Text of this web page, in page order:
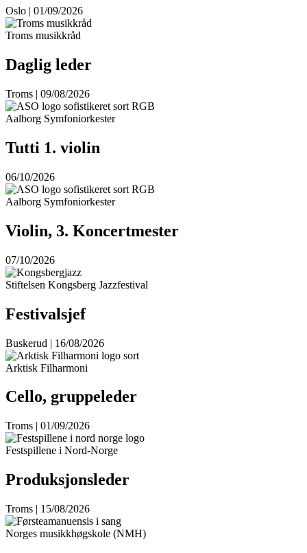
Oslo | 01/09/2026
Troms musikkråd
Daglig leder
Troms | 09/08/2026
Aalborg Symfoniorkester
Tutti 1. violin
06/10/2026
Aalborg Symfoniorkester
Violin, 3. Koncertmester
07/10/2026
Stiftelsen Kongsberg Jazzfestival
Festivalsjef
Buskerud | 16/08/2026
Arktisk Filharmoni
Cello, gruppeleder
Troms | 01/09/2026
Festspillene i Nord-Norge
Produksjonsleder
Troms | 15/08/2026
Norges musikkhøgskole (NMH)